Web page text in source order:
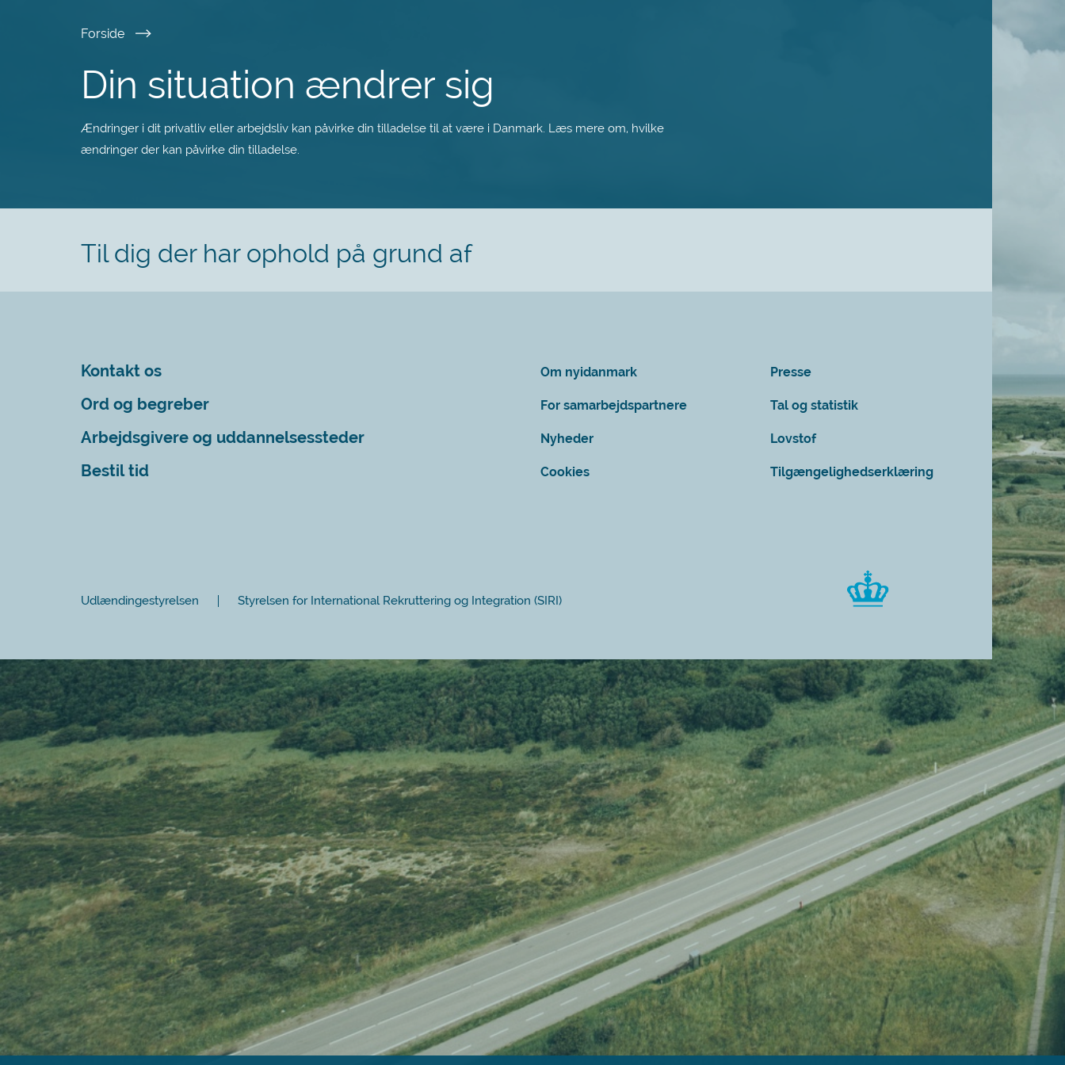
hovedindhold
Forside
Din situation ændrer sig
Ændringer i dit privatliv eller arbejdsliv kan påvirke din tilladelse til at være i Danmark. Læs mere om, hvilke
ændringer der kan påvirke din tilladelse.
Til dig der har ophold på grund af
Kontakt os
Ord og begreber
Arbejdsgivere og uddannelsessteder
Bestil tid
Om nyidanmark
For samarbejdspartnere
Nyheder
Cookies
Presse
Tal og statistik
Lovstof
Tilgængelighedserklæring
Udlændingestyrelsen Styrelsen for International Rekruttering og Integration (SIRI)
Luk